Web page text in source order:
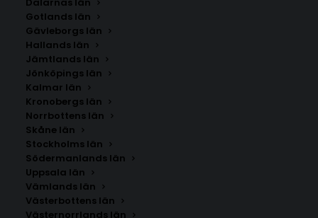
Gotlands län
Gävleborgs län
Hallands län
Jämtlands län
Jönköpings län
Kalmar län
Kronobergs län
Norrbottens län
Skåne län
Stockholms län
Södermanlands län
Uppsala län
Vämlands län
Västerbottens län
Västernorrlands län
Retro Cool Dog Poster